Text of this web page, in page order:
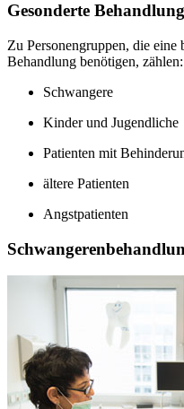
Gesonderte
Zu Personengruppen, die eine
Behandlung benötigen, zählen:
Schwangere
Kinder und Jugendliche
Patienten mit
ältere Patienten
Angstpatienten